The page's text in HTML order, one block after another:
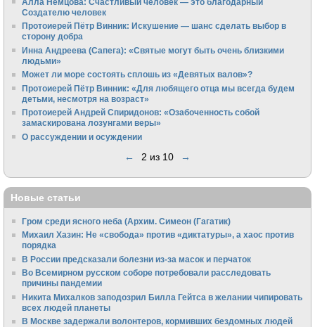
Создателю человек
Протоиерей Пётр Винник: Искушение — шанс сделать выбор в
сторону добра
Инна Андреева (Сапега): «Святые могут быть очень близкими
людьми»
Может ли море состоять сплошь из «Девятых валов»?
Протоиерей Пётр Винник: «Для любящего отца мы всегда будем
детьми, несмотря на возраст»
Протоиерей Андрей Спиридонов: «Озабоченность собой
замаскирована лозунгами веры»
О рассуждении и осуждении
← 2 из 10 →
Новые статьи
Гром среди ясного неба (Архим. Симеон (Гагатик)
Михаил Хазин: Не «свобода» против «диктатуры», а хаос против
порядка
В России предсказали болезни из-за масок и перчаток
Во Всемирном русском соборе потребовали расследовать
причины пандемии
Никита Михалков заподозрил Билла Гейтса в желании чипировать
всех людей планеты
В Москве задержали волонтеров, кормивших бездомных людей